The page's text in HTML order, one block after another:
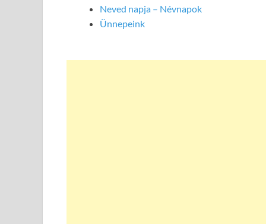
Neved napja – Névnapok
Ünnepeink